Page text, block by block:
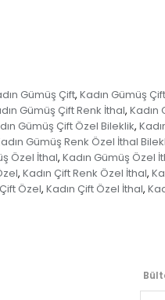
Gümüş Çift, Kadın Gümüş
Gümüş Çift Renk İthal, Kadın
Gümüş Çift Özel Bileklik,
Gümüş Renk Özel İthal
Özel İthal, Kadın Gümüş Özel
, Kadın Çift Renk Özel İthal,
Özel, Kadın Çift Özel İthal,